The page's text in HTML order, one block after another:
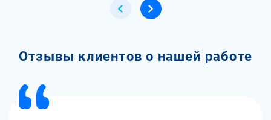
Отзывы клиентов о нашей работе